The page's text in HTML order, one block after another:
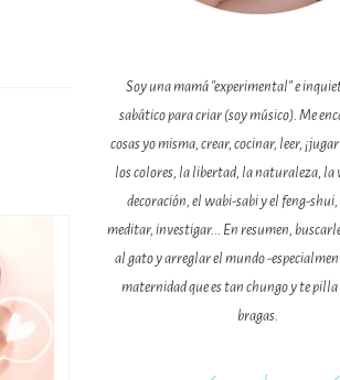
Soy una mamá "experimental" e
sabático para criar (soy músico). Me
cosas yo misma, crear, cocinar, leer,
los colores, la libertad, la naturaleza, la
decoración, el wabi-sabi y el feng-
meditar, investigar... En resumen,
al gato y arreglar el mundo -
maternidad que es tan chungo y te pilla
bragas.